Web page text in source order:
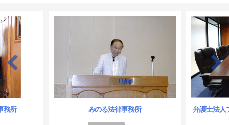
務所 みのる法律事務所 弁護士法人